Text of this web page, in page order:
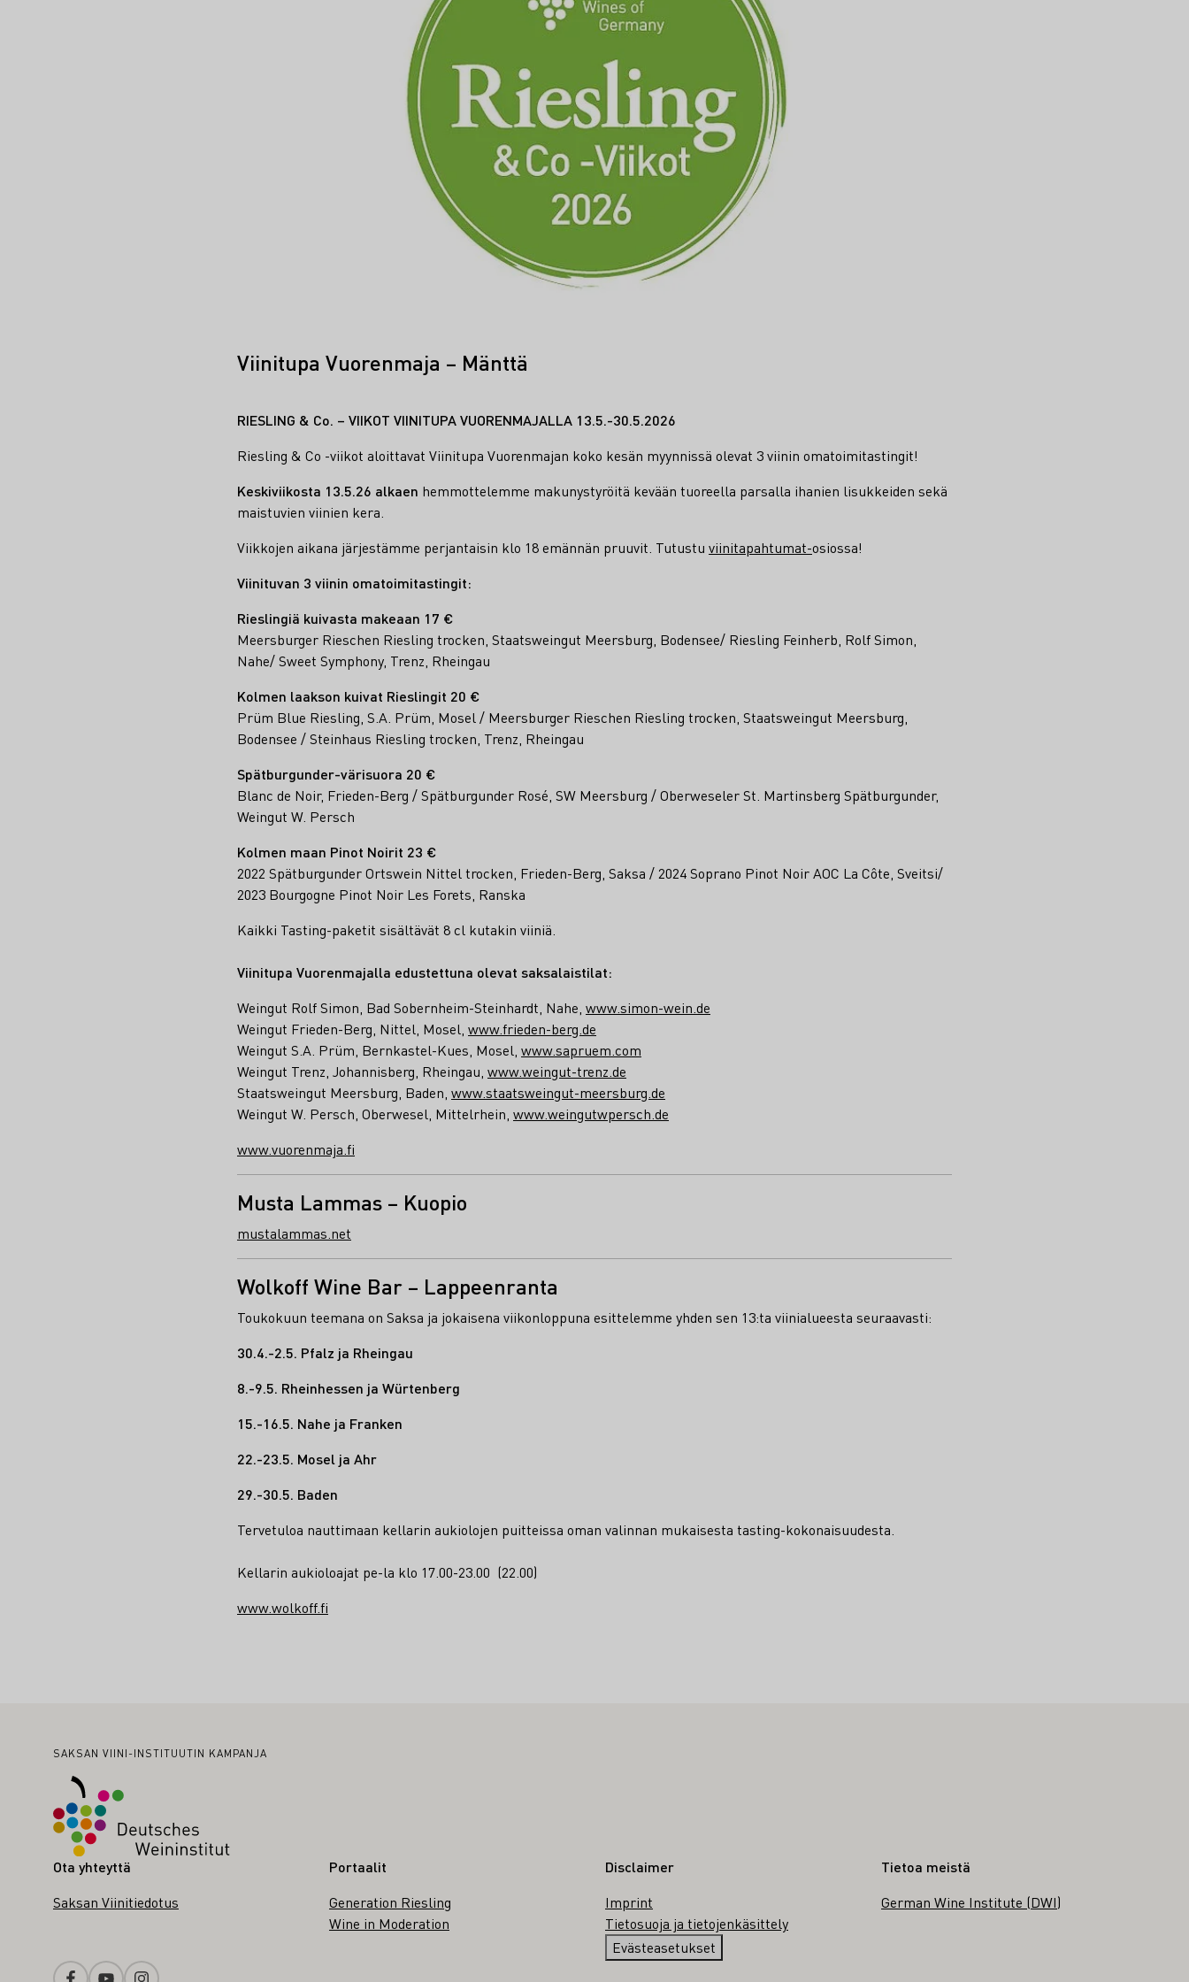
Viinitupa Vuorenmaja – Mänttä
RIESLING & Co. – VIIKOT VIINITUPA VUORENMAJALLA 13.5.-30.5.2026
Riesling & Co -viikot aloittavat Viinitupa Vuorenmajan koko kesän myynnissä olevat 3 viinin omatoimitastingit!
Keskiviikosta 13.5.26 alkaen hemmottelemme makunystyröitä kevään tuoreella parsalla ihanien lisukkeiden sekä
maistuvien viinien kera.
Viikkojen aikana järjestämme perjantaisin klo 18 emännän pruuvit. Tutustu viinitapahtumat-osiossa!
Viinituvan 3 viinin omatoimitastingit:
Rieslingiä kuivasta makeaan 17 €
Meersburger Rieschen Riesling trocken, Staatsweingut Meersburg, Bodensee/ Riesling Feinherb, Rolf Simon,
Nahe/ Sweet Symphony, Trenz, Rheingau
Kolmen laakson kuivat Rieslingit 20 €
Prüm Blue Riesling, S.A. Prüm, Mosel / Meersburger Rieschen Riesling trocken, Staatsweingut Meersburg,
Bodensee / Steinhaus Riesling trocken, Trenz, Rheingau
Spätburgunder-värisuora 20 €
Blanc de Noir, Frieden-Berg / Spätburgunder Rosé, SW Meersburg / Oberweseler St. Martinsberg Spätburgunder,
Weingut W. Persch
Kolmen maan Pinot Noirit 23 €
2022 Spätburgunder Ortswein Nittel trocken, Frieden-Berg, Saksa / 2024 Soprano Pinot Noir AOC La Côte, Sveitsi/
2023 Bourgogne Pinot Noir Les Forets, Ranska
Kaikki Tasting-paketit sisältävät 8 cl kutakin viiniä.
Viinitupa Vuorenmajalla edustettuna olevat saksalaistilat:
Weingut Rolf Simon, Bad Sobernheim-Steinhardt, Nahe, www.simon-wein.de
Weingut Frieden-Berg, Nittel, Mosel, www.frieden-berg.de
Weingut S.A. Prüm, Bernkastel-Kues, Mosel, www.sapruem.com
Weingut Trenz, Johannisberg, Rheingau, www.weingut-trenz.de
Staatsweingut Meersburg, Baden, www.staatsweingut-meersburg.de
Weingut W. Persch, Oberwesel, Mittelrhein, www.weingutwpersch.de
www.vuorenmaja.fi
Musta Lammas – Kuopio
mustalammas.net
Wolkoff Wine Bar – Lappeenranta
Toukokuun teemana on Saksa ja jokaisena viikonloppuna esittelemme yhden sen 13:ta viinialueesta seuraavasti:
30.4.-2.5. Pfalz ja Rheingau
8.-9.5. Rheinhessen ja Würtenberg
15.-16.5. Nahe ja Franken
22.-23.5. Mosel ja Ahr
29.-30.5. Baden
Tervetuloa nauttimaan kellarin aukiolojen puitteissa oman valinnan mukaisesta tasting-kokonaisuudesta.
Kellarin aukioloajat pe-la klo 17.00-23.00 (22.00)
www.wolkoff.fi
Alatunniste
SAKSAN VIINI-INSTITUUTIN KAMPANJA
Ota yhteyttä
Saksan Viinitiedotus
Portaalit
Generation Riesling
Wine in Moderation
Disclaimer
Imprint
Tietosuoja ja tietojenkäsittely
Evästeasetukset
Tietoa meistä
German Wine Institute (DWI)